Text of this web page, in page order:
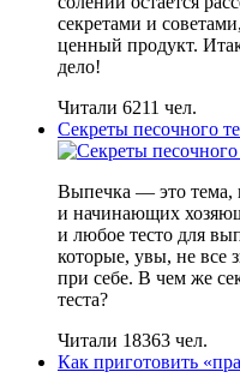
секретами и
ценный продукт.
дело!
Читали 6211 чел.
Секреты песочного
Выпечка — это тема,
и начинающих
и любое тесто для
которые, увы, не все
при себе. В чем же
теста?
Читали 18363 чел.
Как приготовить